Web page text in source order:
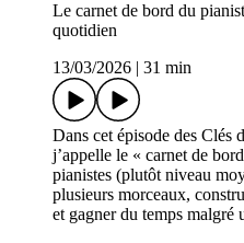
Le carnet de bord du
quotidien
13/03/2026
31 min
Dans cet épisode des Clés
j’appelle le « carnet de
pianistes (plutôt niveau
plusieurs morceaux,
et gagner du temps malgré